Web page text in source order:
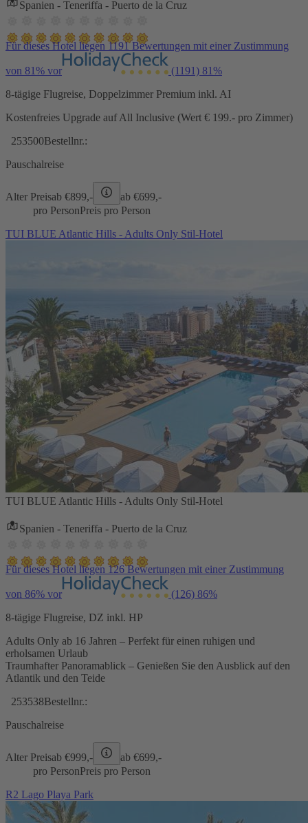
Spanien - Teneriffa - Puerto de la Cruz
Für dieses Hotel liegen 1191 Bewertungen mit einer Zustimmung
von 81% vor (1191) 81%
8-tägige Flugreise, Doppelzimmer Premium inkl. AI
Kostenfreies Upgrade auf All Inclusive (Wert € 199.- pro Zimmer)
253500Bestellnr.:
Pauschalreise
Alter Preisab €899,- ab €699,-
pro PersonPreis pro Person
TUI BLUE Atlantic Hills - Adults Only Stil-Hotel
TUI BLUE Atlantic Hills - Adults Only Stil-Hotel
Spanien - Teneriffa - Puerto de la Cruz
Für dieses Hotel liegen 126 Bewertungen mit einer Zustimmung
von 86% vor (126) 86%
8-tägige Flugreise, DZ inkl. HP
Adults Only ab 16 Jahren – Perfekt für einen ruhigen und
erholsamen Urlaub
Traumhafter Panoramablick – Genießen Sie den Ausblick auf den
Atlantik und den Teide
253538Bestellnr.:
Pauschalreise
Alter Preisab €999,- ab €699,-
pro PersonPreis pro Person
R2 Lago Playa Park